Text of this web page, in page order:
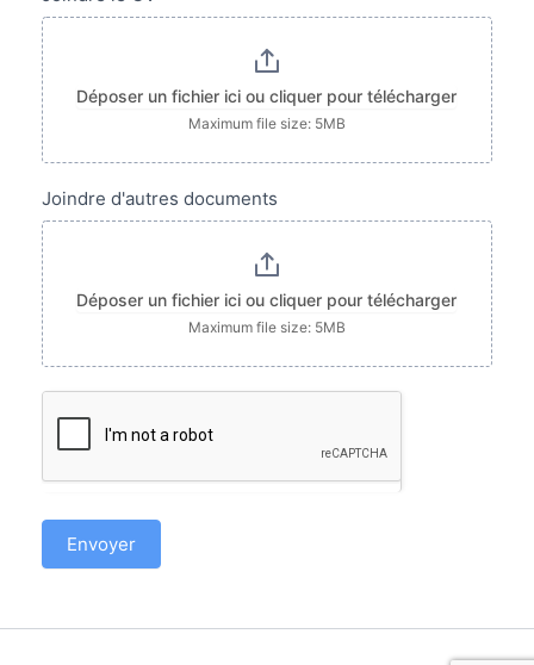
Déposer un fichier ici ou cliquer pour télécharger
Maximum file size: 5MB
Joindre d'autres documents
Déposer un fichier ici ou cliquer pour télécharger
Maximum file size: 5MB
Envoyer